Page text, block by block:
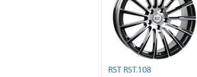
RST RST.108